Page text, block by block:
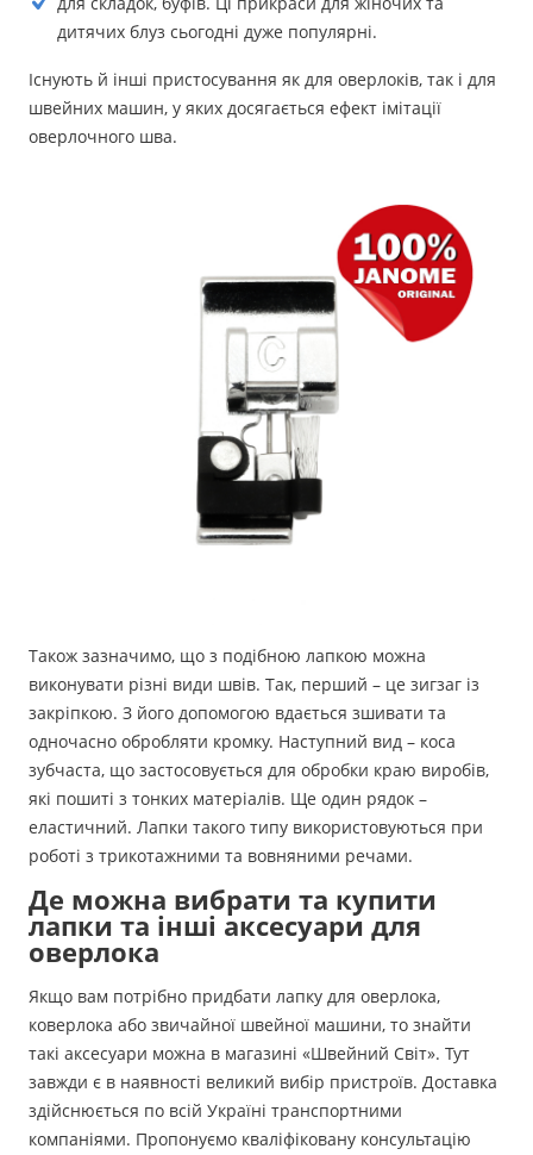
дитячих блуз сьогодні дуже популярні.
Існують й інші пристосування як для оверлоків, так і для
швейних машин, у яких досягається ефект імітації
оверлочного шва.
Також зазначимо, що з подібною лапкою можна
виконувати різні види швів. Так, перший – це зигзаг із
закріпкою. З його допомогою вдається зшивати та
одночасно обробляти кромку. Наступний вид – коса
зубчаста, що застосовується для обробки краю виробів,
які пошиті з тонких матеріалів. Ще один рядок –
еластичний. Лапки такого типу використовуються при
роботі з трикотажними та вовняними речами.
Де можна вибрати та купити
лапки та інші аксесуари для
оверлока
Якщо вам потрібно придбати лапку для оверлока,
коверлока або звичайної швейної машини, то знайти
такі аксесуари можна в магазині «Швейний Світ». Тут
завжди є в наявності великий вибір пристроїв. Доставка
здійснюється по всій Україні транспортними
компаніями. Пропонуємо кваліфіковану консультацію